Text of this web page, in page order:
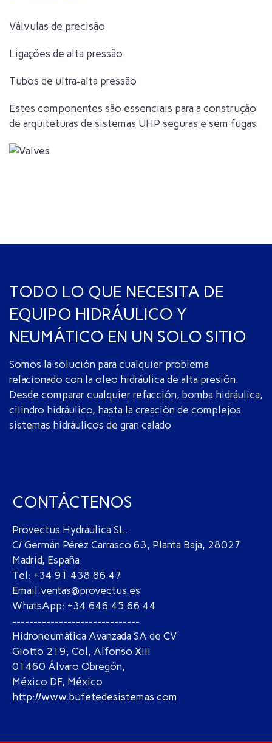
Válvulas de precisão
Ligações de alta pressão
Tubos de ultra-alta pressão
Estes componentes são essenciais para a construção
de arquiteturas de sistemas UHP seguras e sem fugas.
TODO LO QUE NECESITA DE
EQUIPO HIDRÁULICO Y
NEUMÁTICO EN UN SOLO SITIO
Somos la solución para cualquier problema
relacionado con la oleo hidráulica de alta presión.
Desde comparar cualquier refacción, bomba hidráulica,
cilindro hidráulico, hasta la creación de complejos
sistemas hidráulicos de gran calado
CONTÁCTENOS
Provectus Hydraulica SL.
C/ Germán Pérez Carrasco 63, Planta Baja, 28027
Madrid, España
Tel: +34 91 438 86 47
Email:ventas@provectus.es
WhatsApp: +34 646 45 66 44
------------------------------
Hidroneumática Avanzada SA de CV
Giotto 219, Col, Alfonso XIII
01460 Álvaro Obregón,
México DF, México
http://www.bufetedesistemas.com